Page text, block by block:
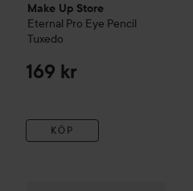
Make Up Store
Eternal Pro Eye Pencil
Tuxedo
169 kr
KÖP